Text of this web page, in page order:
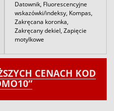
Datownik, Fluorescencyjne
wskazówki/indeksy, Kompas,
Zakręcana koronka,
Zakręcany dekiel, Zapięcie
motylkowe
CENACH KOD